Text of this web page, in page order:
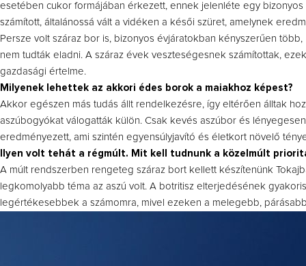
esetében cukor formájában érkezett, ennek jelenléte egy
számított, általánossá vált a vidéken a késői szüret, amelynek
Persze volt száraz bor is, bizonyos évjáratokban kényszerűen
nem tudták eladni. A száraz évek veszteségesnek számítottak,
gazdasági értelme.
Milyenek lehettek az akkori édes borok a maiakhoz képest?
Akkor egészen más tudás állt rendelkezésre, így eltérően álltak
aszúbogyókat válogatták külön. Csak kevés aszúbor és
eredményezett, ami szintén egyensúlyjavító és életkort növelő
Ilyen volt tehát a régmúlt. Mit kell tudnunk a közelmúlt
A múlt rendszerben rengeteg száraz bort kellett készítenünk
legkomolyabb téma az aszú volt. A botritisz elterjedésének
legértékesebbek a számomra, mivel ezeken a melegebb,